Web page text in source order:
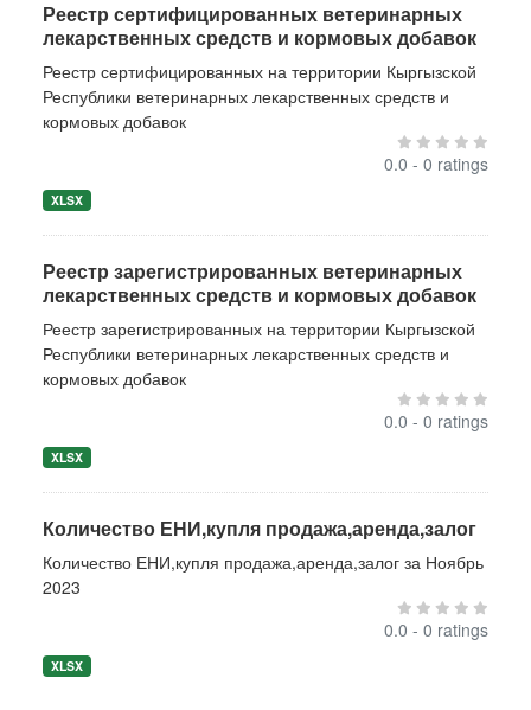
Реестр сертифицированных ветеринарных
лекарственных средств и кормовых добавок
Реестр сертифицированных на территории Кыргызской
Республики ветеринарных лекарственных средств и
кормовых добавок
0.0 - 0 ratings
XLSX
Реестр зарегистрированных ветеринарных
лекарственных средств и кормовых добавок
Реестр зарегистрированных на территории Кыргызской
Республики ветеринарных лекарственных средств и
кормовых добавок
0.0 - 0 ratings
XLSX
Количество ЕНИ,купля продажа,аренда,залог
Количество ЕНИ,купля продажа,аренда,залог за Ноябрь
2023
0.0 - 0 ratings
XLSX